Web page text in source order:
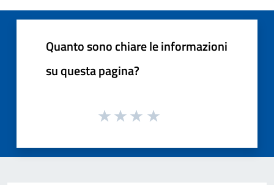
Quanto sono chiare le informazioni
su questa pagina?